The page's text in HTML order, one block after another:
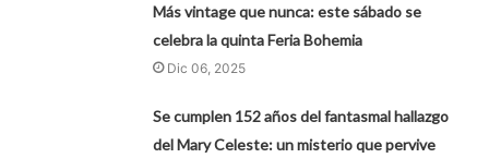
Más vintage que nunca: este sábado se
celebra la quinta Feria Bohemia
Dic 06, 2025
Se cumplen 152 años del fantasmal hallazgo
del Mary Celeste: un misterio que pervive